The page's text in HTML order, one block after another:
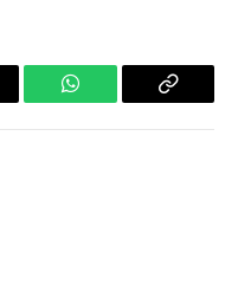
WhatsApp Copy